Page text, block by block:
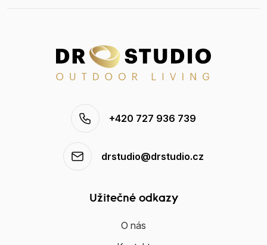
+420 727 936 739
drstudio@drstudio.cz
Užitečné odkazy
O nás